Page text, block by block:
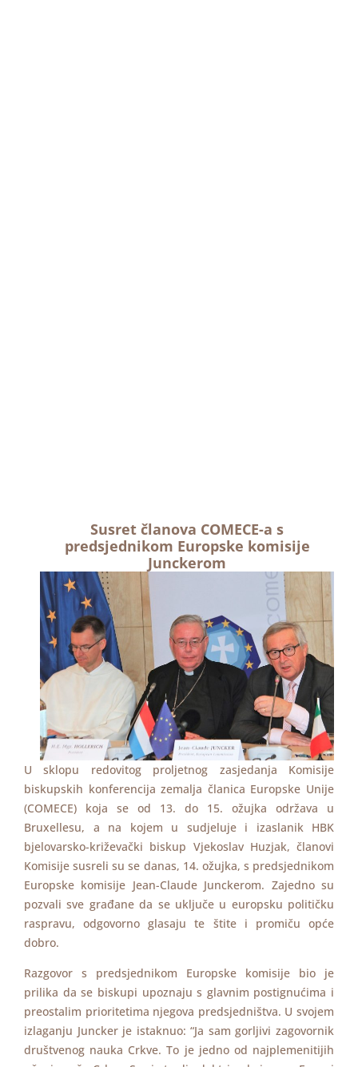
Susret članova COMECE-a s
predsjednikom Europske komisije
Junckerom
U sklopu redovitog proljetnog zasjedanja Komisije
biskupskih konferencija zemalja članica Europske Unije
(COMECE) koja se od 13. do 15. ožujka održava u
Bruxellesu, a na kojem u sudjeluje i izaslanik HBK
bjelovarsko-križevački biskup Vjekoslav Huzjak, članovi
Komisije susreli su se danas, 14. ožujka, s predsjednikom
Europske komisije Jean-Claude Junckerom. Zajedno su
pozvali sve građane da se uključe u europsku političku
raspravu, odgovorno glasaju te štite i promiču opće
dobro.
Razgovor s predsjednikom Europske komisije bio je
prilika da se biskupi upoznaju s glavnim postignućima i
preostalim prioritetima njegova predsjedništva. U svojem
izlaganju Juncker je istaknuo: “Ja sam gorljivi zagovornik
društvenog nauka Crkve. To je jedno od najplemenitijih